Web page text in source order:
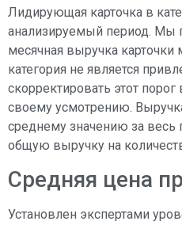
Лидирующая карточка в
анализируемый период. Мы
месячная выручка карточки
категория не является
скорректировать этот
своему усмотрению.
среднему значению за весь
общую выручку на
Средняя цена
Установлен экспертами